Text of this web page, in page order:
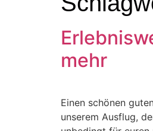
mehr
Einen schönen
unserem Ausflug,